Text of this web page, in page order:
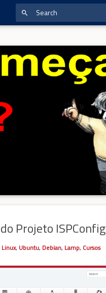
Projeto ISPConfig
Linux, Ubuntu, Debian, Lamp, Cursos